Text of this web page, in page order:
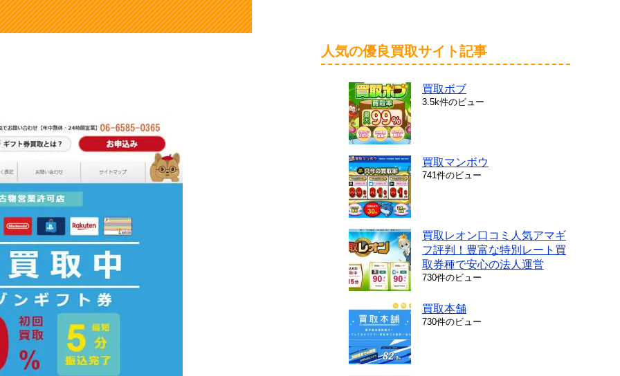
人気の優良買取サイト記事
買取ボブ
3.5k件のビュー
買取マンボウ
741件のビュー
買取レオン口コミ人気アマギ
フ評判！豊富な特別レート買
取券種で安心の法人運営
730件のビュー
買取本舗
730件のビュー